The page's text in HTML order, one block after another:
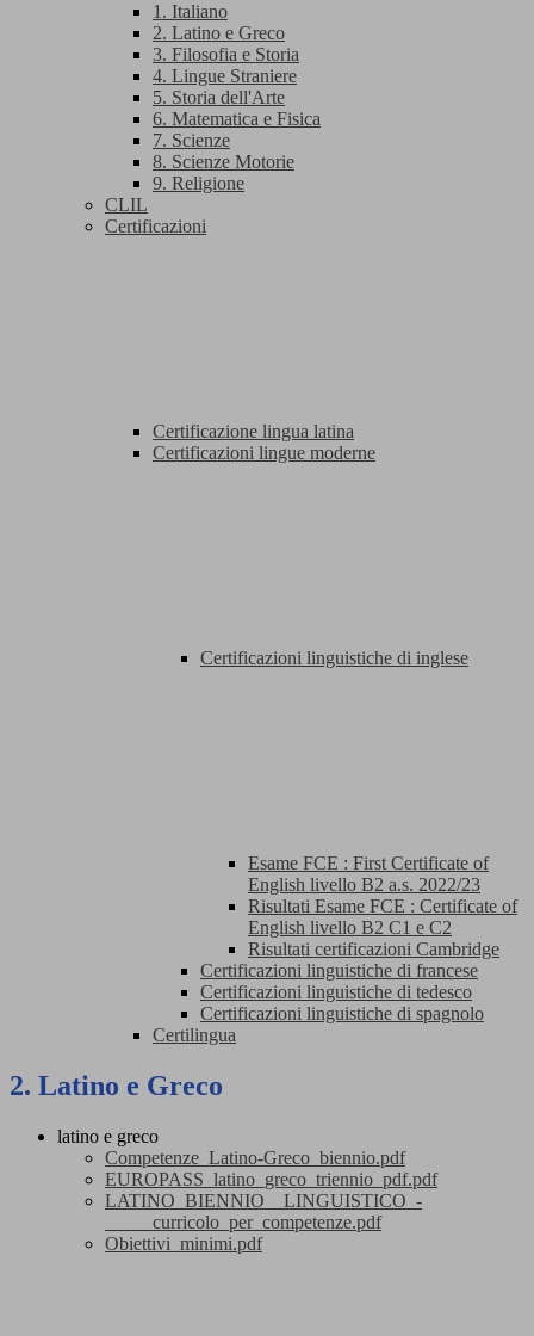
1. Italiano
2. Latino e Greco
3. Filosofia e Storia
4. Lingue Straniere
5. Storia dell'Arte
6. Matematica e Fisica
7. Scienze
8. Scienze Motorie
9. Religione
CLIL
Certificazioni
Certificazione lingua latina
Certificazioni lingue moderne
Certificazioni linguistiche di inglese
Esame FCE : First Certificate of
English livello B2 a.s. 2022/23
Risultati Esame FCE : Certificate of
English livello B2 C1 e C2
Risultati certificazioni Cambridge
Certificazioni linguistiche di francese
Certificazioni linguistiche di tedesco
Certificazioni linguistiche di spagnolo
Certilingua
2. Latino e Greco
latino e greco
Competenze_Latino-Greco_biennio.pdf
EUROPASS_latino_greco_triennio_pdf.pdf
LATINO_BIENNIO__LINGUISTICO_-
_____curricolo_per_competenze.pdf
Obiettivi_minimi.pdf